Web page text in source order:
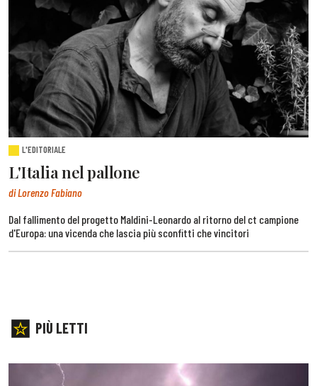
L'EDITORIALE
L'Italia nel pallone
di Lorenzo Fabiano
Dal fallimento del progetto Maldini-Leonardo al ritorno del ct campione
d'Europa: una vicenda che lascia più sconfitti che vincitori
PIÙ LETTI